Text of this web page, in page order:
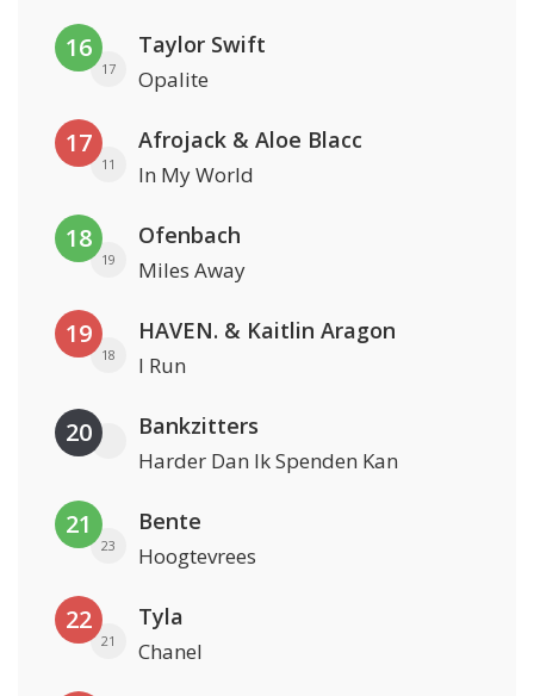
16
17
Taylor Swift
Opalite
17
11
Afrojack & Aloe Blacc
In My World
18
19
Ofenbach
Miles Away
19
18
HAVEN. & Kaitlin Aragon
I Run
20 Bankzitters
Harder Dan Ik Spenden Kan
21
23
Bente
Hoogtevrees
22
21
Tyla
Chanel